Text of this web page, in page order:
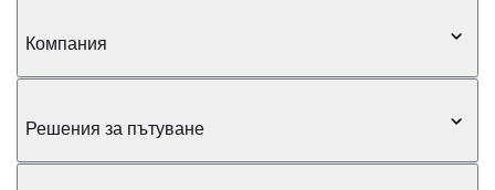
Компания
Решения за пътуване